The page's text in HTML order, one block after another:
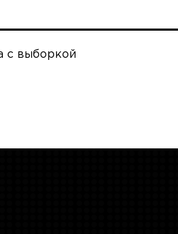
с выборкой